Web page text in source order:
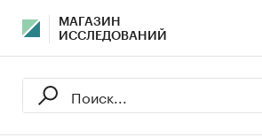
МАГАЗИН
ИССЛЕДОВАНИЙ